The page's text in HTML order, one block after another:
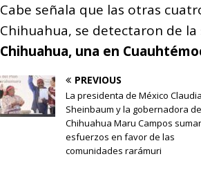
Cabe señala que las otras
Chihuahua, se detectaron de
Chihuahua, una en
PREVIOUS
La presidenta de México Claudia
Sheinbaum y la gobernadora de
Chihuahua Maru Campos
esfuerzos en favor de las
comunidades rarámuri